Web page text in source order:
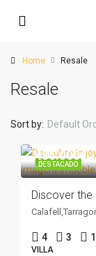
Home Resale
Resale
Sort by: Default
DESTACADO
435.000€
Discover
4 3
VILLA